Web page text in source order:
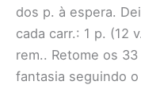
dos p. à espera.
cada carr.: 1 p. (12
rem.. Retome os
fantasia seguindo